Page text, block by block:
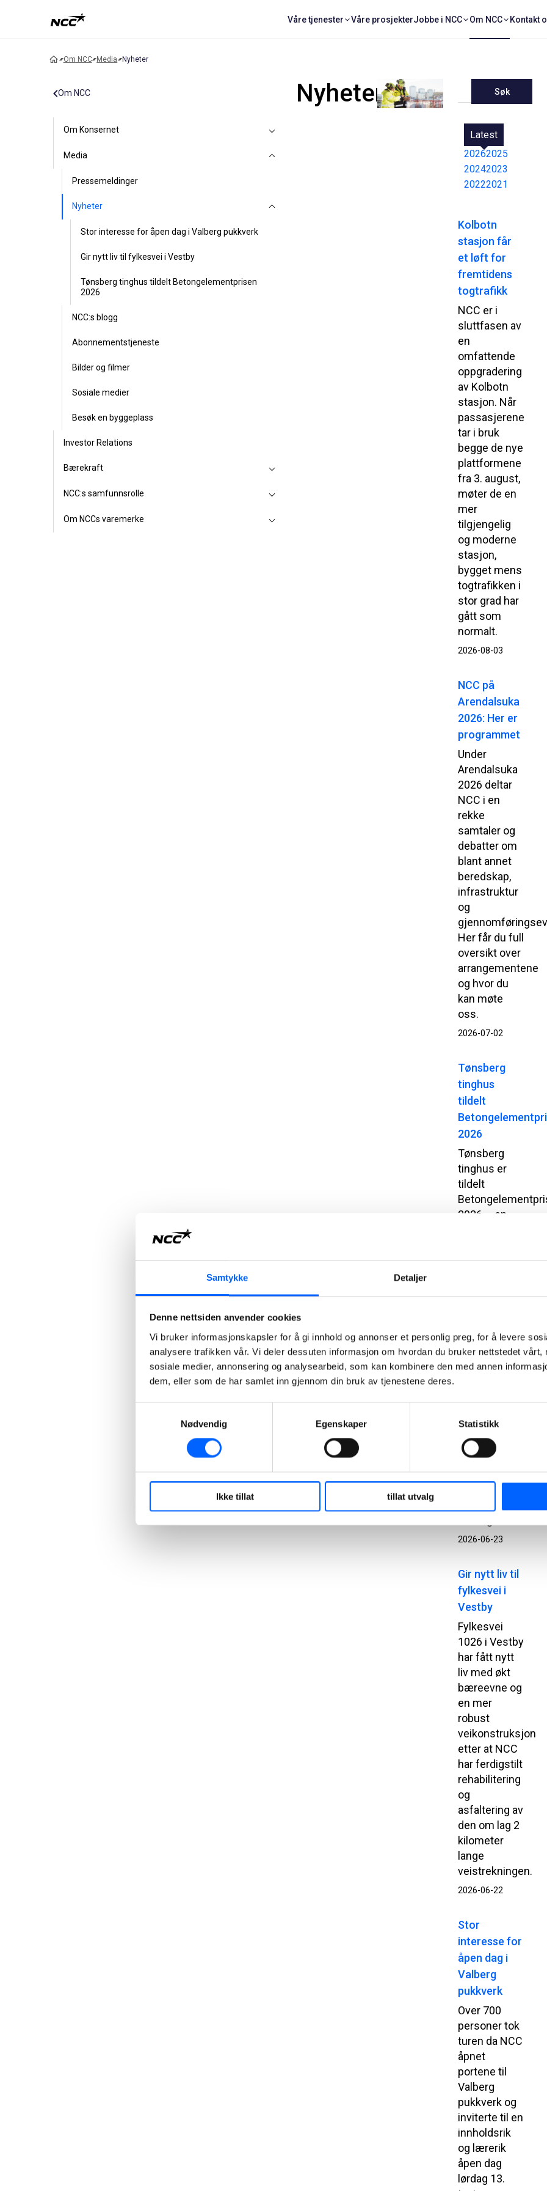
Samtykke Detaljer
Denne nettsiden anvender cookies
Vi bruker informasjonskapsler for å gi innhold og annonser et personlig preg, for å levere
analysere trafikken vår. Vi deler dessuten informasjon om hvordan du bruker nettstedet vårt,
sosiale medier, annonsering og analysearbeid, som kan kombinere den med annen
dem, eller som de har samlet inn gjennom din bruk av tjenestene deres.
Nødvendig
Egenskaper Statistikk
Ikke tillat tillat utvalg
Våre tjenester Våre prosjekterJobbe i NCC Om NCC Kontakt
Om NCC Media Nyheter
Om NCC
Om Konsernet
Media
Pressemeldinger
Nyheter
Stor interesse for åpen dag i Valberg pukkverk
Gir nytt liv til fylkesvei i Vestby
Tønsberg tinghus tildelt Betongelementprisen
2026
NCC:s blogg
Abonnementstjeneste
Bilder og filmer
Sosiale medier
Besøk en byggeplass
Investor Relations
Bærekraft
NCC:s samfunnsrolle
Om NCCs varemerke
Nyheter Søk
Latest
20262025
20242023
20222021
Kolbotn
stasjon får
et løft for
fremtidens
togtrafikk
NCC er i
sluttfasen av
en
omfattende
oppgradering
av Kolbotn
stasjon. Når
passasjerene
tar i bruk
begge de nye
plattformene
fra 3. august,
møter de en
mer
tilgjengelig
og moderne
stasjon,
bygget mens
togtrafikken i
stor grad har
gått som
normalt.
2026-08-03
NCC på
Arendalsuka
2026: Her er
programmet
Under
Arendalsuka
2026 deltar
NCC i en
rekke
samtaler og
debatter om
blant annet
beredskap,
infrastruktur
og
Her får du full
oversikt over
arrangementene
og hvor du
kan møte
oss.
2026-07-02
Tønsberg
tinghus
tildelt
2026
Tønsberg
tinghus er
tildelt
2026 – en
byggverk
bærekraftig
og estetisk
bruk av
prosjektet
står
Statsbygg,
Add
2026-06-23
Gir nytt liv til
fylkesvei i
Vestby
Fylkesvei
1026 i Vestby
har fått nytt
liv med økt
bæreevne og
en mer
robust
veikonstruksjon
etter at NCC
har ferdigstilt
rehabilitering
og
asfaltering av
den om lag 2
kilometer
lange
veistrekningen.
2026-06-22
Stor
interesse for
åpen dag i
Valberg
pukkverk
Over 700
personer tok
turen da NCC
åpnet
portene til
Valberg
pukkverk og
inviterte til en
innholdsrik
og lærerik
åpen dag
lørdag 13.